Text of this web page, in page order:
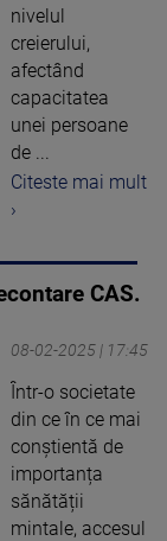
nivelul
creierului,
afectând
capacitatea
unei persoane
de ...
Citeste mai mult
›
CAS.
08-02-2025 | 17:45
Într-o societate
din ce în ce mai
conștientă de
importanța
sănătății
mintale, accesul